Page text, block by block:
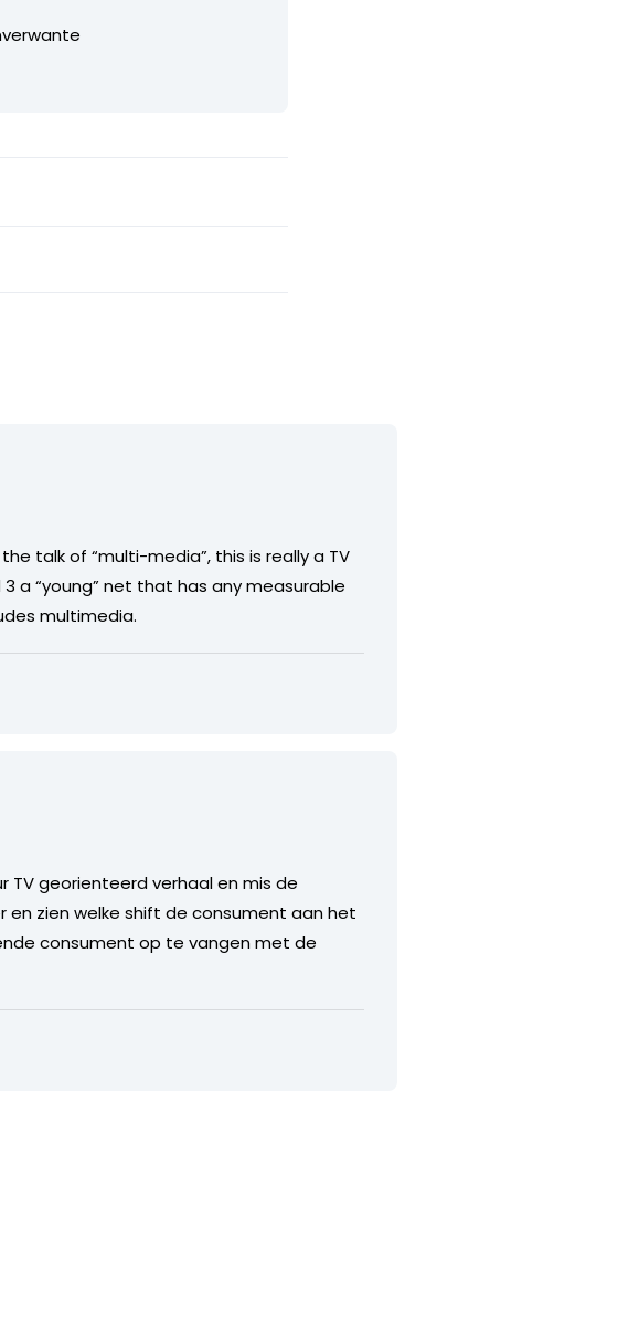
talk of “multi-media”, this is really a TV
a “young” net that has any measurable
multimedia.
TV georienteerd verhaal en mis de
en zien welke shift de consument aan het
consument op te vangen met de